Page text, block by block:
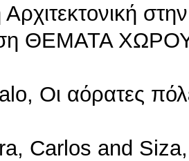
Αρχιτεκτονική
ΘΕΜΑΤΑ
Οι αόρατες
Carlos and